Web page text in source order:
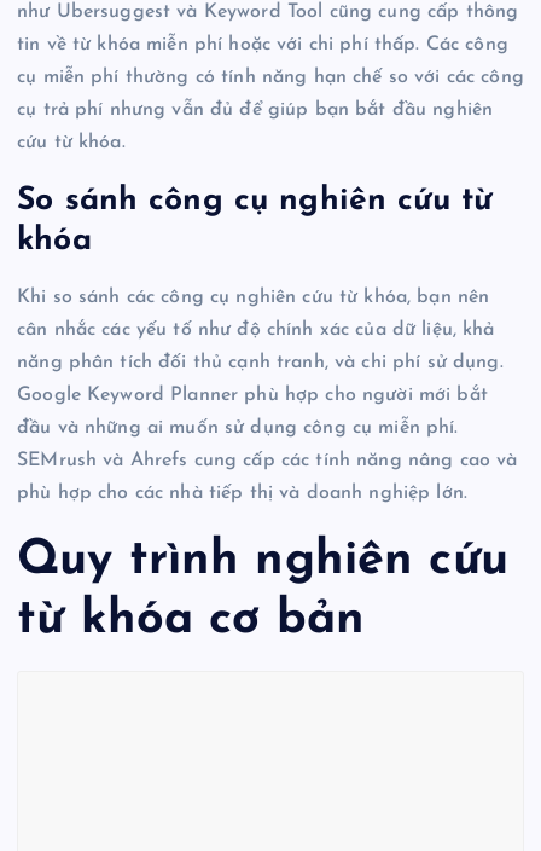
như Ubersuggest và Keyword Tool cũng cung cấp thông
tin về từ khóa miễn phí hoặc với chi phí thấp. Các công
cụ miễn phí thường có tính năng hạn chế so với các công
cụ trả phí nhưng vẫn đủ để giúp bạn bắt đầu nghiên
cứu từ khóa.
So sánh công cụ nghiên cứu từ
khóa
Khi so sánh các công cụ nghiên cứu từ khóa, bạn nên
cân nhắc các yếu tố như độ chính xác của dữ liệu, khả
năng phân tích đối thủ cạnh tranh, và chi phí sử dụng.
Google Keyword Planner phù hợp cho người mới bắt
đầu và những ai muốn sử dụng công cụ miễn phí.
SEMrush và Ahrefs cung cấp các tính năng nâng cao và
phù hợp cho các nhà tiếp thị và doanh nghiệp lớn.
Quy trình nghiên cứu
từ khóa cơ bản